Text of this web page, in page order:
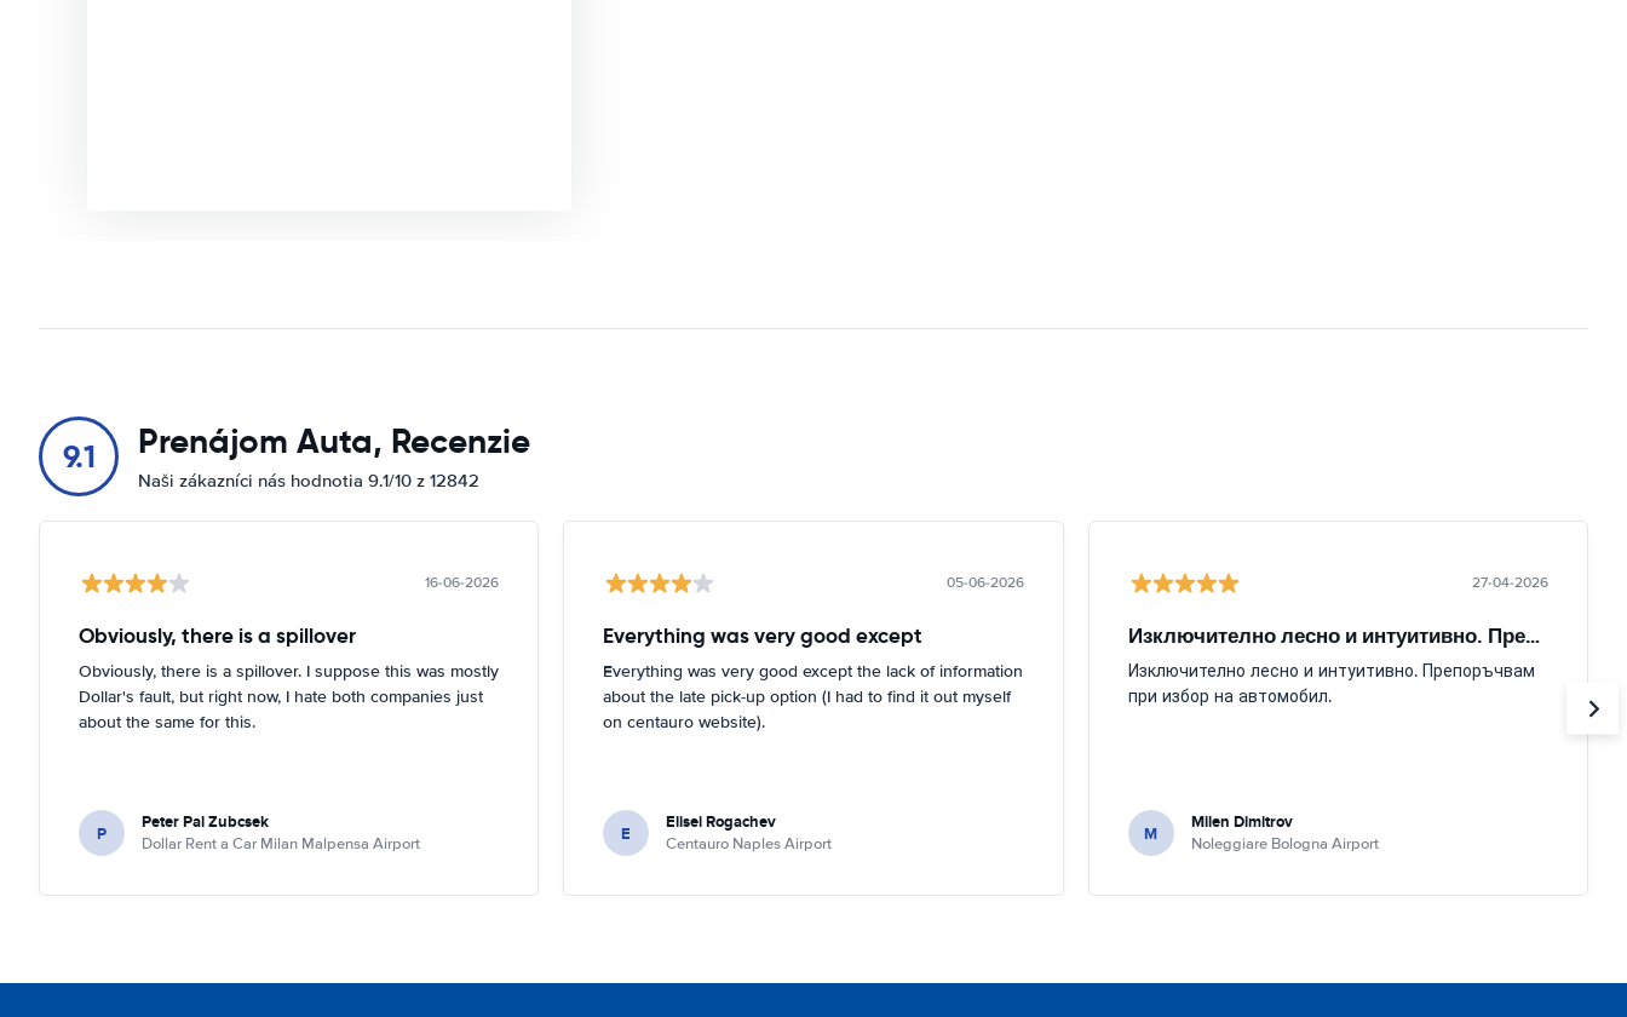
9.1 Prenájom Auta, Recenzie
Naši zákazníci nás hodnotia 9.1/10 z 12842
16-06-2026
Obviously, there is a spillover
Obviously, there is a spillover. I suppose this was mostly
Dollar's fault, but right now, I hate both companies just
about the same for this.
P Peter Pal Zubcsek
Dollar Rent a Car Milan Malpensa Airport
05-06-2026
Everything was very good except
Everything was very good except the lack of information
about the late pick-up option (I had to find it out myself
on centauro website).
E Elisei Rogachev
Centauro Naples Airport
27-04-2026
Изключително лесно и интуитивно. Препоръчвам
Изключително лесно и интуитивно. Препоръчвам
при избор на автомобил.
M Milen Dimitrov
Noleggiare Bologna Airport